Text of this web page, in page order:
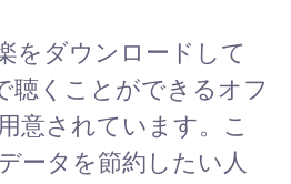
をダウンロードして
聴くことができるオフ
意されています。こ
ータを節約したい人